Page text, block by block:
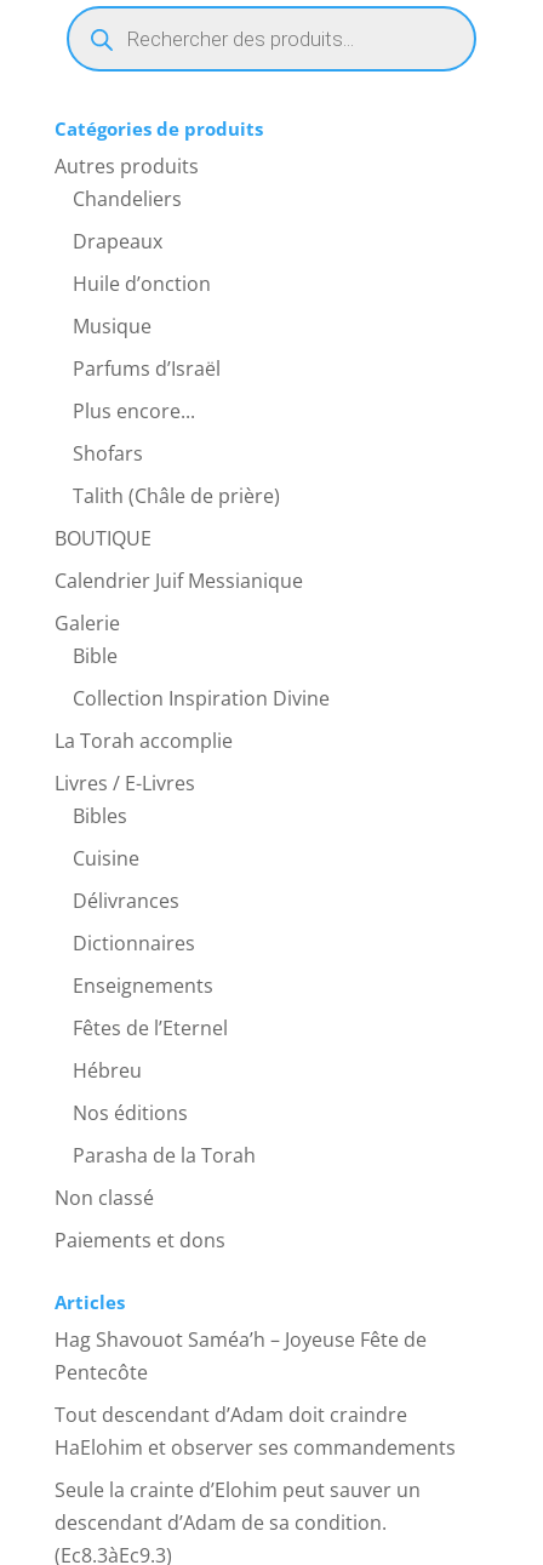
Recherche
de
produits
Catégories de produits
Autres produits
Chandeliers
Drapeaux
Huile d’onction
Musique
Parfums d’Israël
Plus encore...
Shofars
Talith (Châle de prière)
BOUTIQUE
Calendrier Juif Messianique
Galerie
Bible
Collection Inspiration Divine
La Torah accomplie
Livres / E-Livres
Bibles
Cuisine
Délivrances
Dictionnaires
Enseignements
Fêtes de l’Eternel
Hébreu
Nos éditions
Parasha de la Torah
Non classé
Paiements et dons
Articles
Hag Shavouot Saméa’h – Joyeuse Fête de
Pentecôte
Tout descendant d’Adam doit craindre
HaElohim et observer ses commandements
Seule la crainte d’Elohim peut sauver un
descendant d’Adam de sa condition.
(Ec8.3àEc9.3)